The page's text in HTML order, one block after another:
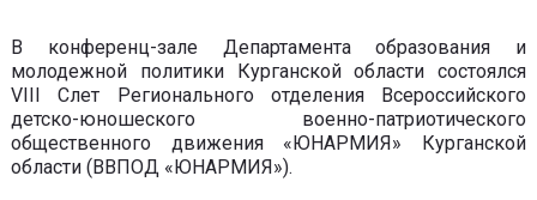
В конференц-зале Департамента образования и
молодежной политики Курганской области состоялся
VIII Слет Регионального отделения Всероссийского
детско-юношеского военно-патриотического
общественного движения «ЮНАРМИЯ» Курганской
области (ВВПОД «ЮНАРМИЯ»).